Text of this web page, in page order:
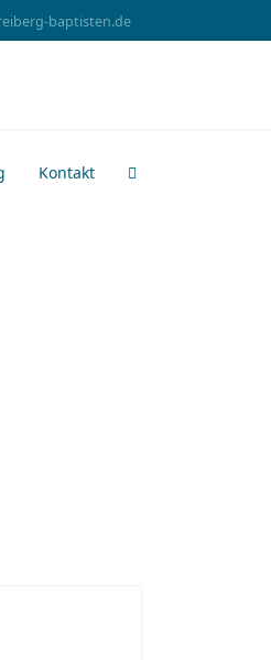
baptisten.de
Kontakt